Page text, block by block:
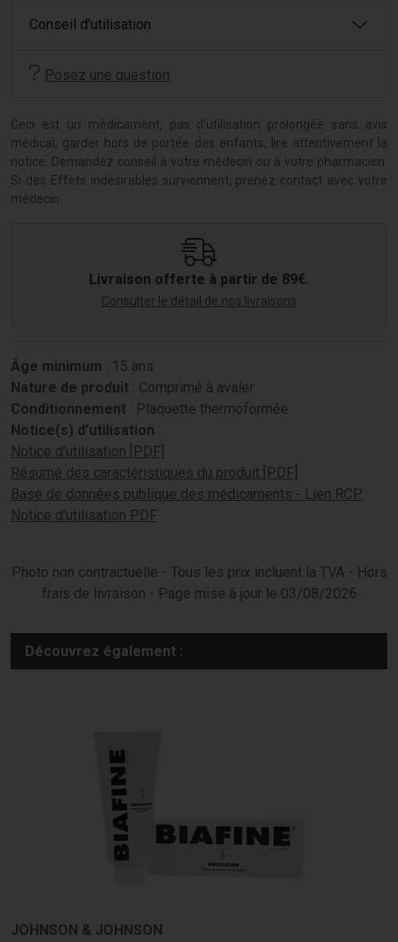
Conseil d'utilisation
Posez une question
Ceci est un médicament, pas d’utilisation prolongée sans avis
médical, garder hors de portée des enfants, lire attentivement la
notice. Demandez conseil à votre médecin ou à votre pharmacien.
Si des Effets indésirables surviennent, prenez contact avec votre
médecin.
Livraison offerte à partir de 89€.
Consulter le détail de nos livraisons
Âge minimum : 15 ans
Nature de produit : Comprimé à avaler
Conditionnement : Plaquette thermoformée
Notice(s) d’utilisation :
Notice d’utilisation [PDF]
Résumé des caractéristiques du produit [PDF]
Base de données publique des médicaments - Lien RCP
Notice d’utilisation PDF
Photo non contractuelle - Tous les prix incluent la TVA - Hors
frais de livraison - Page mise à jour le 03/08/2026
Découvrez également :
JOHNSON & JOHNSON